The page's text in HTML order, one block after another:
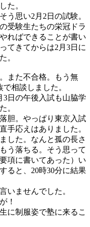
た。
う思い2月2日の試験。
受験生たちの栄冠ドラ
ればできることが書い
てきてからは2月3日に
。
また不合格。もう無
相談しました。
日の午後入試も山脇学
。
胆。やっぱり東京入試
手応えはありました。
した。なんと孤の長さ
う落ちる。そう思って
項に書いてあった）い
ると、20時30分に結果
いませんでした。
！
に制服姿で塾に来るこ